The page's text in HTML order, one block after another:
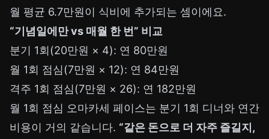
월 평균 6.7만원이 식비에 추가되는 셈이에요.
“기념일에만 vs 매월 한 번” 비교
분기 1회(20만원 × 4): 연 80만원
월 1회 점심(7만원 × 12): 연 84만원
격주 1회 점심(7만원 × 26): 연 182만원
월 1회 점심 오마카세 페이스는 분기 1회 디너와 연간
비용이 거의 같습니다. “같은 돈으로 더 자주 즐길지,